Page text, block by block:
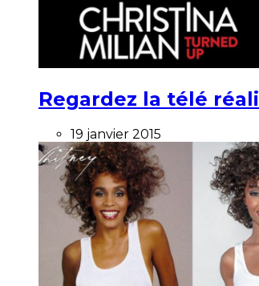
Regardez la télé
19 janvier 2015